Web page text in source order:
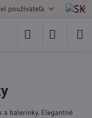
používateľa
a balerínky. Elegantné